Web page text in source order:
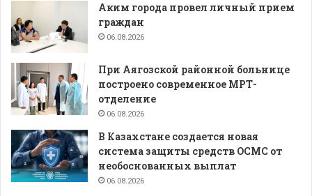
Аким города провел личный прием
граждан
06.08.2026
При Аягозской районной больнице
построено современное МРТ-
отделение
06.08.2026
В Казахстане создается новая
система защиты средств ОСМС от
необоснованных выплат
06.08.2026